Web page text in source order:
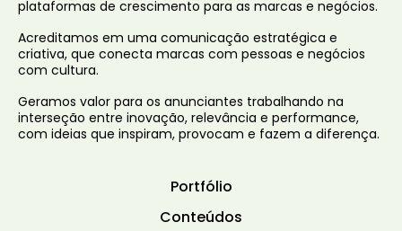
plataformas de crescimento para as marcas e negócios.
Acreditamos em uma comunicação estratégica e
criativa, que conecta marcas com pessoas e negócios
com cultura.
Geramos valor para os anunciantes trabalhando na
interseção entre inovação, relevância e performance,
com ideias que inspiram, provocam e fazem a diferença.
Portfólio
Conteúdos